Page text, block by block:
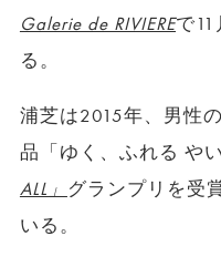
Galerie de RIVIEREで
る。
浦芝は2015年、男性
品「ゆく、ふれる や
ALL」 グランプリを受
いる。